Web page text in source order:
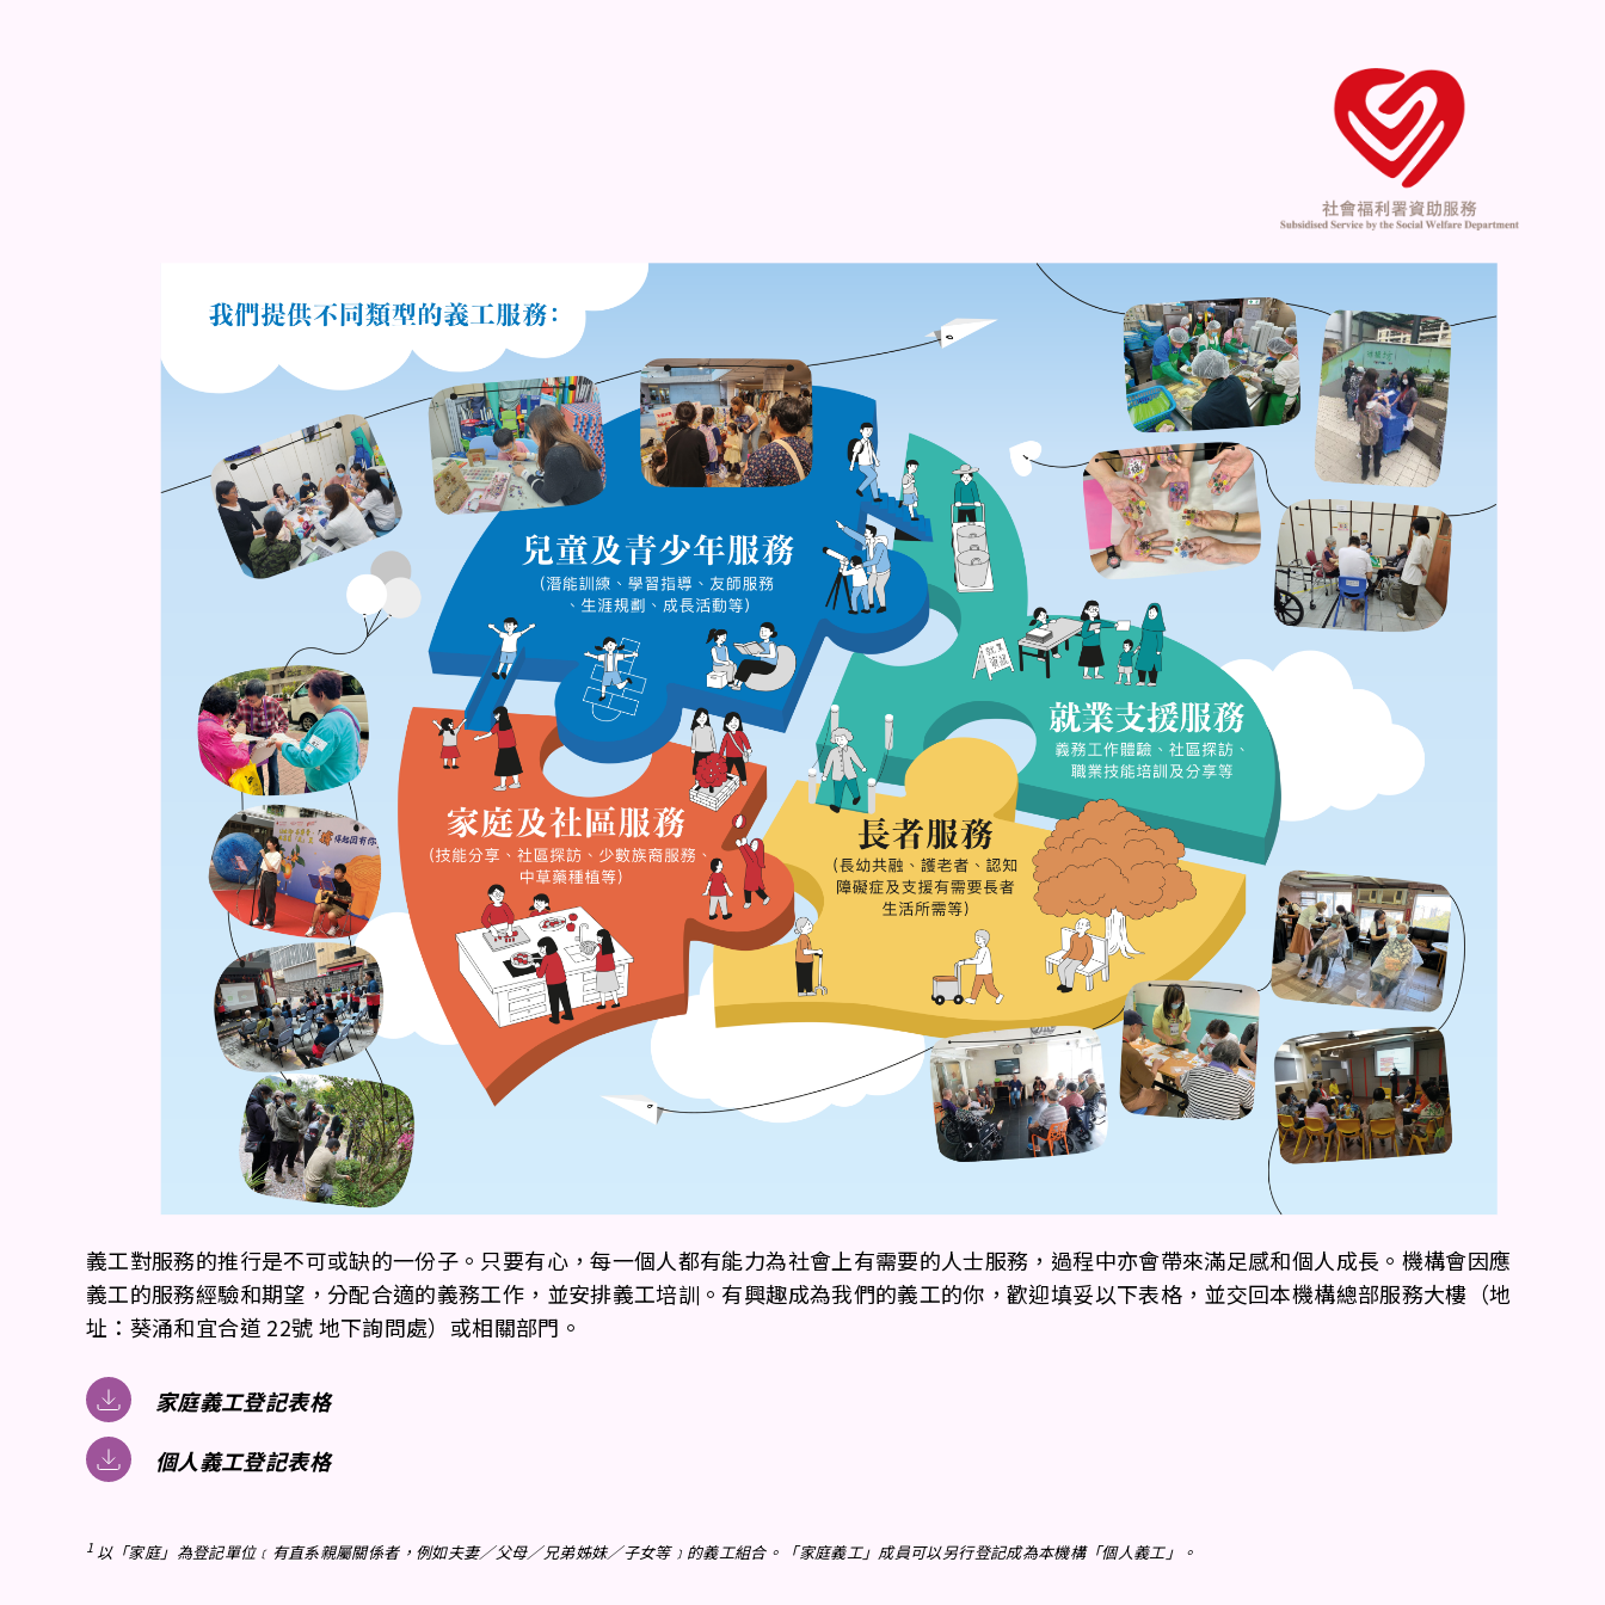
義工對服務的推行是不可或缺的一份子。只要有心，每一個人都有能力為社會上有需要的人士服務，過程中亦會帶來滿足感和個人成長。機構會因應
義工的服務經驗和期望，分配合適的義務工作，並安排義工培訓。有興趣成為我們的義工的你，歡迎填妥以下表格，並交回本機構總部服務大樓（地
址：葵涌和宜合道 22號 地下詢問處）或相關部門。
家庭義工登記表格
個人義工登記表格
1 以「家庭」為登記單位﹝有直系親屬關係者，例如夫妻／父母／兄弟姊妹／子女等﹞的義工組合。「家庭義工」成員可以另行登記成為本機構「個人義工」。